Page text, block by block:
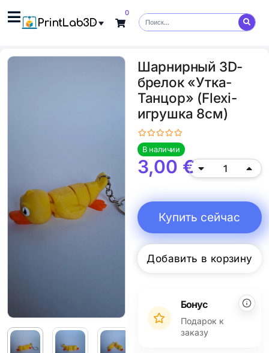
PrintLab3D
0
Шарнирный 3D-
брелок «Утка-
Танцор» (Flexi-
игрушка 8см)
В наличии
3,00 €
Купить сейчас
Добавить в корзину
Бонус
Подарок к
заказу